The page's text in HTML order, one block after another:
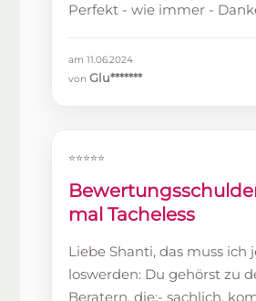
Perfekt - wie immer -
am 11.06.2024
vonGlu*******
⭐⭐⭐⭐⭐
mal Tacheless
Liebe Shanti, das muss ich
loswerden: Du gehörst zu
Beratern, die:- sachlich,